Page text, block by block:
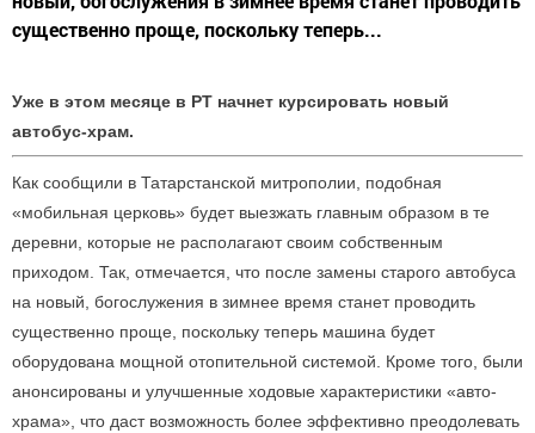
существенно проще, поскольку теперь...
Уже в этом месяце в РТ начнет курсировать новый
автобус-храм.
Как сообщили в Татарстанской митрополии, подобная
«мобильная церковь» будет выезжать главным образом в те
деревни, которые не располагают своим собственным
приходом. Так, отмечается, что после замены старого автобуса
на новый, богослужения в зимнее время станет проводить
существенно проще, поскольку теперь машина будет
оборудована мощной отопительной системой. Кроме того, были
анонсированы и улучшенные ходовые характеристики «авто-
храма», что даст возможность более эффективно преодолевать